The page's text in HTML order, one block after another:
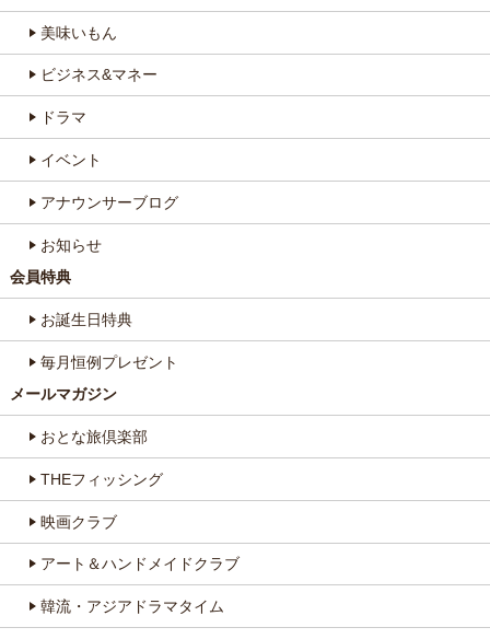
美味いもん
ビジネス&マネー
ドラマ
イベント
アナウンサーブログ
お知らせ
会員特典
お誕生日特典
毎月恒例プレゼント
メールマガジン
おとな旅倶楽部
THEフィッシング
映画クラブ
アート＆ハンドメイドクラブ
韓流・アジアドラマタイム